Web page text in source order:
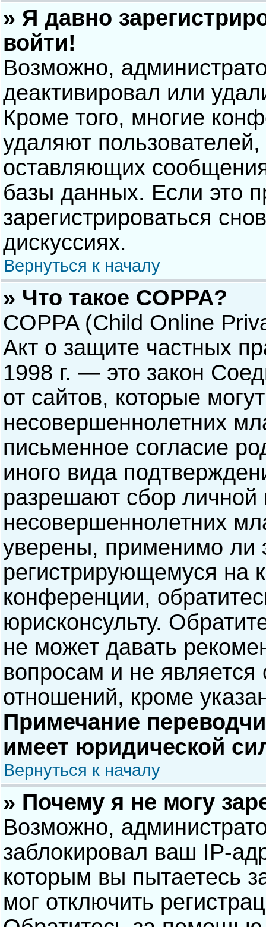
» Я давно
войти!
Возможно,
деактивировал или
Кроме того, многие
удаляют
оставляющих
базы данных. Если это
зарегистрироваться
дискуссиях.
Вернуться к началу
» Что такое COPPA?
COPPA (Child Online
Акт о защите частных
1998 г. — это закон
от сайтов, которые
несовершеннолетних
письменное согласие
иного вида
разрешают сбор
несовершеннолетних
уверены, применимо ли
регистрирующемуся на
конференции,
юрисконсульту.
не может давать
вопросам и не
отношений, кроме
Примечание
имеет юридической
Вернуться к началу
» Почему я не могу
Возможно,
заблокировал ваш IP-
которым вы пытаетесь
мог отключить